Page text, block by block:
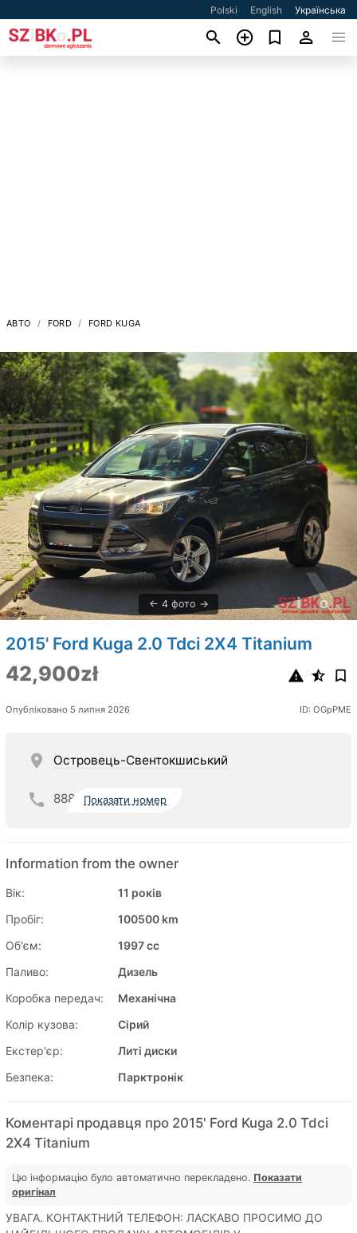
Polski English Українська
АВТО FORD FORD KUGA
4 фото
2015' Ford Kuga 2.0 Tdci 2X4 Titanium
42,900zł
Опубліковано 5 липня 2026 ID: OGpPME
Островець-Свентокшиський
888 Показати номер
Information from the owner
Вік:
11 років
Пробіг:
100500 km
Об'єм:
1997 cc
Паливо:
Дизель
Коробка передач:
Механічна
Колір кузова:
Сірий
Екстер'єр:
Литі диски
Безпека:
Парктронік
Коментарі продавця про 2015' Ford Kuga 2.0 Tdci
2X4 Titanium
Цю інформацію було автоматично перекладено. Показати
оригінал
УВАГА. КОНТАКТНИЙ ТЕЛЕФОН: ЛАСКАВО ПРОСИМО ДО